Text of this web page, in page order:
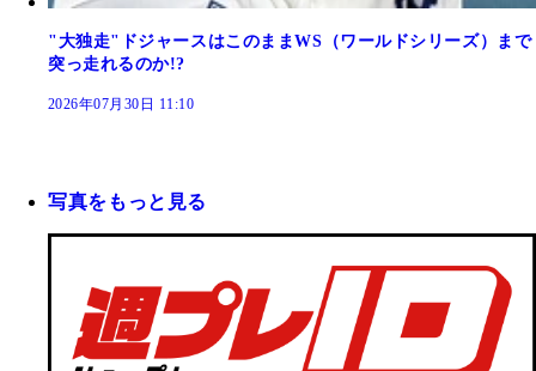
"大独走"ドジャースはこのままWS（ワールドシリーズ）まで
突っ走れるのか!?
2026年07月30日 11:10
写真をもっと見る